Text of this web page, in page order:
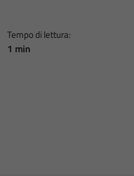
Tempo di lettura:
1 min